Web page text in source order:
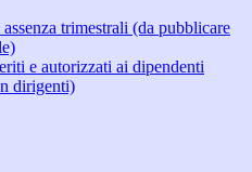
assenza trimestrali (da pubblicare
e autorizzati ai dipendenti
dirigenti)